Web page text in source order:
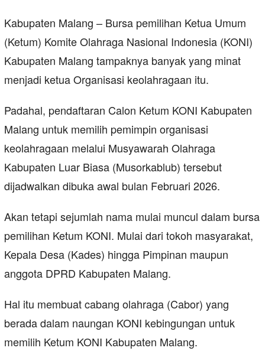
Kabupaten Malang – Bursa pemilihan Ketua Umum
(Ketum) Komite Olahraga Nasional Indonesia (KONI)
Kabupaten Malang tampaknya banyak yang minat
menjadi ketua Organisasi keolahragaan itu.
Padahal, pendaftaran Calon Ketum KONI Kabupaten
Malang untuk memilih pemimpin organisasi
keolahragaan melalui Musyawarah Olahraga
Kabupaten Luar Biasa (Musorkablub) tersebut
dijadwalkan dibuka awal bulan Februari 2026.
Akan tetapi sejumlah nama mulai muncul dalam bursa
pemilihan Ketum KONI. Mulai dari tokoh masyarakat,
Kepala Desa (Kades) hingga Pimpinan maupun
anggota DPRD Kabupaten Malang.
Hal itu membuat cabang olahraga (Cabor) yang
berada dalam naungan KONI kebingungan untuk
memilih Ketum KONI Kabupaten Malang.